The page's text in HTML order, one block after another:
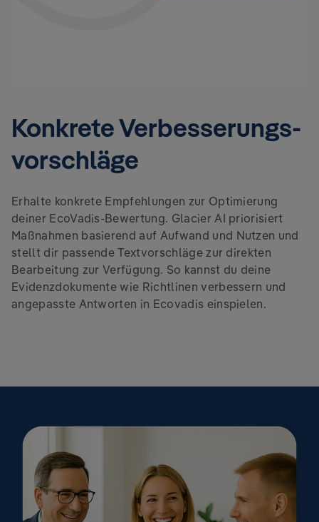
Konkrete Verbesserungs-
vorschläge
Erhalte konkrete Empfehlungen zur Optimierung
deiner EcoVadis-Bewertung. Glacier AI priorisiert
Maßnahmen basierend auf Aufwand und Nutzen und
stellt dir passende Textvorschläge zur direkten
Bearbeitung zur Verfügung. So kannst du deine
Evidenzdokumente wie Richtlinen verbessern und
angepasste Antworten in Ecovadis einspielen.